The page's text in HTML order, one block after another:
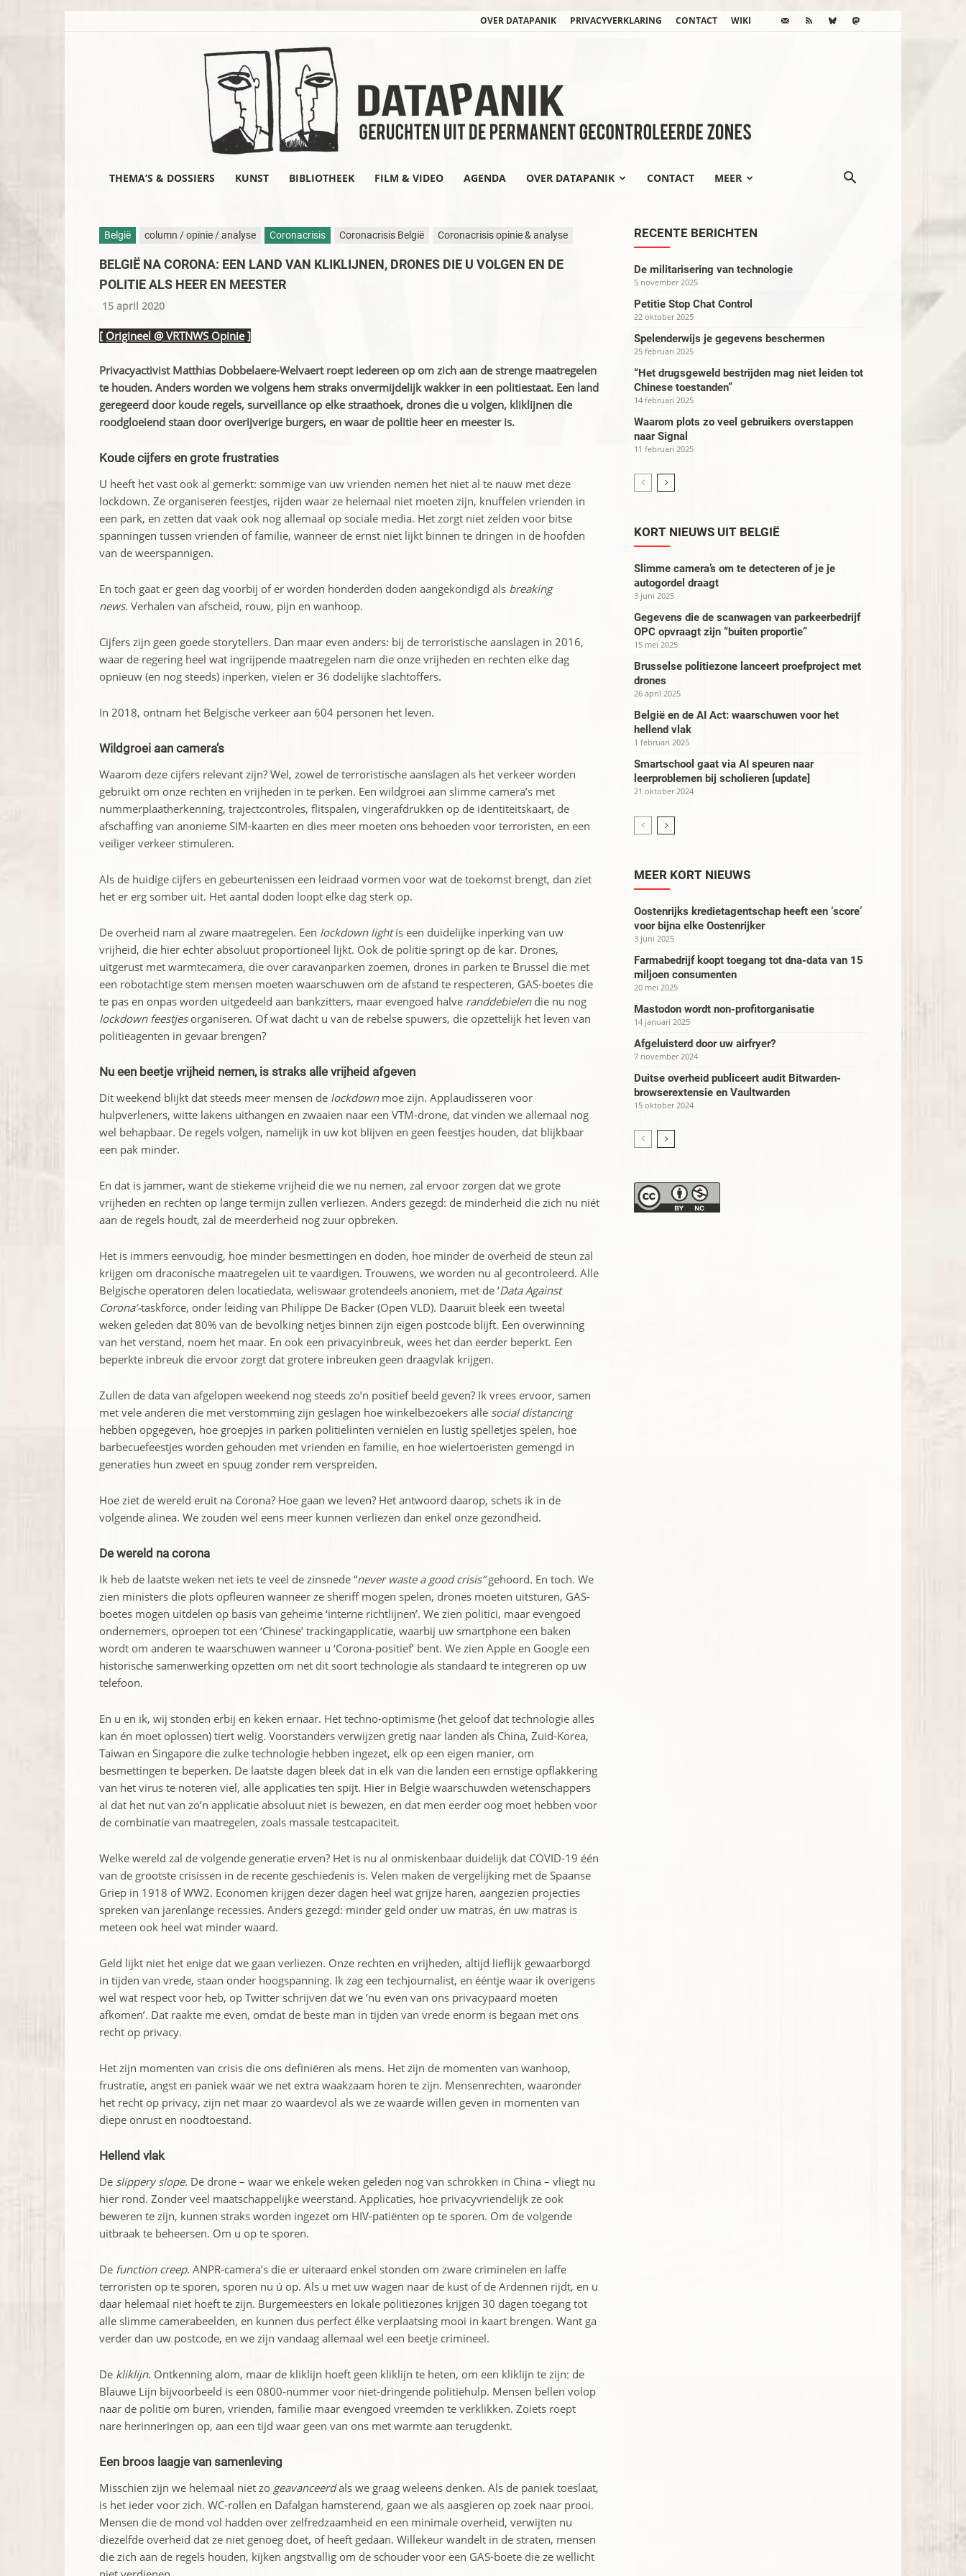
OVER DATAPANIK PRIVACYVERKLARING CONTACT WIKI
THEMA’S & DOSSIERS KUNST BIBLIOTHEEK FILM & VIDEO AGENDA OVER DATAPANIK CONTACT MEER
België column / opinie / analyse Coronacrisis Coronacrisis België Coronacrisis opinie & analyse
BELGIË NA CORONA: EEN LAND VAN KLIKLIJNEN, DRONES DIE U VOLGEN EN DE
POLITIE ALS HEER EN MEESTER
15 april 2020
[ Origineel @ VRTNWS Opinie]
Privacyactivist Matthias Dobbelaere-Welvaert roept iedereen op om zich aan de strenge maatregelen
te houden. Anders worden we volgens hem straks onvermijdelijk wakker in een politiestaat. Een land
geregeerd door koude regels, surveillance op elke straathoek, drones die u volgen, kliklijnen die
roodgloeiend staan door overijverige burgers, en waar de politie heer en meester is.
Koude cijfers en grote frustraties
U heeft het vast ook al gemerkt: sommige van uw vrienden nemen het niet al te nauw met deze
lockdown. Ze organiseren feestjes, rijden waar ze helemaal niet moeten zijn, knuffelen vrienden in
een park, en zetten dat vaak ook nog allemaal op sociale media. Het zorgt niet zelden voor bitse
spanningen tussen vrienden of familie, wanneer de ernst niet lijkt binnen te dringen in de hoofden
van de weerspannigen.
En toch gaat er geen dag voorbij of er worden honderden doden aangekondigd als breaking
news. Verhalen van afscheid, rouw, pijn en wanhoop.
Cijfers zijn geen goede storytellers. Dan maar even anders: bij de terroristische aanslagen in 2016,
waar de regering heel wat ingrijpende maatregelen nam die onze vrijheden en rechten elke dag
opnieuw (en nog steeds) inperken, vielen er 36 dodelijke slachtoffers.
In 2018, ontnam het Belgische verkeer aan 604 personen het leven.
Wildgroei aan camera’s
Waarom deze cijfers relevant zijn? Wel, zowel de terroristische aanslagen als het verkeer worden
gebruikt om onze rechten en vrijheden in te perken. Een wildgroei aan slimme camera’s met
nummerplaatherkenning, trajectcontroles, flitspalen, vingerafdrukken op de identiteitskaart, de
afschaffing van anonieme SIM-kaarten en dies meer moeten ons behoeden voor terroristen, en een
veiliger verkeer stimuleren.
Als de huidige cijfers en gebeurtenissen een leidraad vormen voor wat de toekomst brengt, dan ziet
het er erg somber uit. Het aantal doden loopt elke dag sterk op.
De overheid nam al zware maatregelen. Een lockdown lightís een duidelijke inperking van uw
vrijheid, die hier echter absoluut proportioneel lijkt. Ook de politie springt op de kar. Drones,
uitgerust met warmtecamera, die over caravanparken zoemen, drones in parken te Brussel die met
een robotachtige stem mensen moeten waarschuwen om de afstand te respecteren, GAS-boetes die
te pas en onpas worden uitgedeeld aan bankzitters, maar evengoed halve randdebielendie nu nog
lockdown feestjes organiseren. Of wat dacht u van de rebelse spuwers, die opzettelijk het leven van
politieagenten in gevaar brengen?
Nu een beetje vrijheid nemen, is straks alle vrijheid afgeven
Dit weekend blijkt dat steeds meer mensen de lockdown moe zijn. Applaudisseren voor
hulpverleners, witte lakens uithangen en zwaaien naar een VTM-drone, dat vinden we allemaal nog
wel behapbaar. De regels volgen, namelijk in uw kot blijven en geen feestjes houden, dat blijkbaar
een pak minder.
En dat is jammer, want de stiekeme vrijheid die we nu nemen, zal ervoor zorgen dat we grote
vrijheden en rechten op lange termijn zullen verliezen. Anders gezegd: de minderheid die zich nu niét
aan de regels houdt, zal de meerderheid nog zuur opbreken.
Het is immers eenvoudig, hoe minder besmettingen en doden, hoe minder de overheid de steun zal
krijgen om draconische maatregelen uit te vaardigen. Trouwens, we worden nu al gecontroleerd. Alle
Belgische operatoren delen locatiedata, weliswaar grotendeels anoniem, met de ‘Data Against
Corona’-taskforce, onder leiding van Philippe De Backer (Open VLD). Daaruit bleek een tweetal
weken geleden dat 80% van de bevolking netjes binnen zijn eigen postcode blijft. Een overwinning
van het verstand, noem het maar. En ook een privacyinbreuk, wees het dan eerder beperkt. Een
beperkte inbreuk die ervoor zorgt dat grotere inbreuken geen draagvlak krijgen.
Zullen de data van afgelopen weekend nog steeds zo’n positief beeld geven? Ik vrees ervoor, samen
met vele anderen die met verstomming zijn geslagen hoe winkelbezoekers alle social distancing
hebben opgegeven, hoe groepjes in parken politielinten vernielen en lustig spelletjes spelen, hoe
barbecuefeestjes worden gehouden met vrienden en familie, en hoe wielertoeristen gemengd in
generaties hun zweet en spuug zonder rem verspreiden.
Hoe ziet de wereld eruit na Corona? Hoe gaan we leven? Het antwoord daarop, schets ik in de
volgende alinea. We zouden wel eens meer kunnen verliezen dan enkel onze gezondheid.
De wereld na corona
Ik heb de laatste weken net iets te veel de zinsnede “never waste a good crisis”gehoord. En toch. We
zien ministers die plots opfleuren wanneer ze sheriff mogen spelen, drones moeten uitsturen, GAS-
boetes mogen uitdelen op basis van geheime ‘interne richtlijnen’. We zien politici, maar evengoed
ondernemers, oproepen tot een ‘Chinese’ trackingapplicatie, waarbij uw smartphone een baken
wordt om anderen te waarschuwen wanneer u ‘Corona-positief’ bent. We zien Apple en Google een
historische samenwerking opzetten om net dit soort technologie als standaard te integreren op uw
telefoon.
En u en ik, wij stonden erbij en keken ernaar. Het techno-optimisme (het geloof dat technologie alles
kan én moet oplossen) tiert welig. Voorstanders verwijzen gretig naar landen als China, Zuid-Korea,
Taiwan en Singapore die zulke technologie hebben ingezet, elk op een eigen manier, om
besmettingen te beperken. De laatste dagen bleek dat in elk van die landen een ernstige opflakkering
van het virus te noteren viel, alle applicaties ten spijt. Hier in België waarschuwden wetenschappers
al dat het nut van zo’n applicatie absoluut niet is bewezen, en dat men eerder oog moet hebben voor
de combinatie van maatregelen, zoals massale testcapaciteit.
Welke wereld zal de volgende generatie erven? Het is nu al onmiskenbaar duidelijk dat COVID-19 één
van de grootste crisissen in de recente geschiedenis is. Velen maken de vergelijking met de Spaanse
Griep in 1918 of WW2. Economen krijgen dezer dagen heel wat grijze haren, aangezien projecties
spreken van jarenlange recessies. Anders gezegd: minder geld onder uw matras, én uw matras is
meteen ook heel wat minder waard.
Geld lijkt niet het enige dat we gaan verliezen. Onze rechten en vrijheden, altijd lieflijk gewaarborgd
in tijden van vrede, staan onder hoogspanning. Ik zag een techjournalist, en ééntje waar ik overigens
wel wat respect voor heb, op Twitter schrijven dat we ‘nu even van ons privacypaard moeten
afkomen’. Dat raakte me even, omdat de beste man in tijden van vrede enorm is begaan met ons
recht op privacy.
Het zijn momenten van crisis die ons definiëren als mens. Het zijn de momenten van wanhoop,
frustratie, angst en paniek waar we net extra waakzaam horen te zijn. Mensenrechten, waaronder
het recht op privacy, zijn net maar zo waardevol als we ze waarde willen geven in momenten van
diepe onrust en noodtoestand.
Hellend vlak
De slippery slope. De drone – waar we enkele weken geleden nog van schrokken in China – vliegt nu
hier rond. Zonder veel maatschappelijke weerstand. Applicaties, hoe privacyvriendelijk ze ook
beweren te zijn, kunnen straks worden ingezet om HIV-patiënten op te sporen. Om de volgende
uitbraak te beheersen. Om u op te sporen.
De function creep. ANPR-camera’s die er uiteraard enkel stonden om zware criminelen en laffe
terroristen op te sporen, sporen nu ú op. Als u met uw wagen naar de kust of de Ardennen rijdt, en u
daar helemaal niet hoeft te zijn. Burgemeesters en lokale politiezones krijgen 30 dagen toegang tot
alle slimme camerabeelden, en kunnen dus perfect élke verplaatsing mooi in kaart brengen. Want ga
verder dan uw postcode, en we zijn vandaag allemaal wel een beetje crimineel.
De kliklijn. Ontkenning alom, maar de kliklijn hoeft geen kliklijn te heten, om een kliklijn te zijn: de
Blauwe Lijn bijvoorbeeld is een 0800-nummer voor niet-dringende politiehulp. Mensen bellen volop
naar de politie om buren, vrienden, familie maar evengoed vreemden te verklikken. Zoiets roept
nare herinneringen op, aan een tijd waar geen van ons met warmte aan terugdenkt.
Een broos laagje van samenleving
Misschien zijn we helemaal niet zo geavanceerdals we graag weleens denken. Als de paniek toeslaat,
is het ieder voor zich. WC-rollen en Dafalgan hamsterend, gaan we als aasgieren op zoek naar prooi.
Mensen die de mond vol hadden over zelfredzaamheid en een minimale overheid, verwijten nu
diezelfde overheid dat ze niet genoeg doet, of heeft gedaan. Willekeur wandelt in de straten, mensen
die zich aan de regels houden, kijken angstvallig om de schouder voor een GAS-boete die ze wellicht
RECENTE BERICHTEN
De militarisering van technologie
5 november 2025
Petitie Stop Chat Control
22 oktober 2025
Spelenderwijs je gegevens beschermen
25 februari 2025
“Het drugsgeweld bestrijden mag niet leiden tot
Chinese toestanden”
14 februari 2025
Waarom plots zo veel gebruikers overstappen
naar Signal
11 februari 2025
KORT NIEUWS UIT BELGIË
Slimme camera’s om te detecteren of je je
autogordel draagt
3 juni 2025
Gegevens die de scanwagen van parkeerbedrijf
OPC opvraagt zijn “buiten proportie”
15 mei 2025
Brusselse politiezone lanceert proefproject met
drones
26 april 2025
België en de AI Act: waarschuwen voor het
hellend vlak
1 februari 2025
Smartschool gaat via AI speuren naar
leerproblemen bij scholieren [update]
21 oktober 2024
MEER KORT NIEUWS
Oostenrijks kredietagentschap heeft een ‘score’
voor bijna elke Oostenrijker
3 juni 2025
Farmabedrijf koopt toegang tot dna-data van 15
miljoen consumenten
20 mei 2025
Mastodon wordt non-profitorganisatie
14 januari 2025
Afgeluisterd door uw airfryer?
7 november 2024
Duitse overheid publiceert audit Bitwarden-
browserextensie en Vaultwarden
15 oktober 2024